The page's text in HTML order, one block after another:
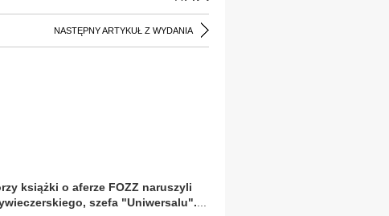
NASTĘPNY ARTYKUŁ Z WYDANIA
książki o aferze FOZZ naruszyli
szefa "Uniwersalu".